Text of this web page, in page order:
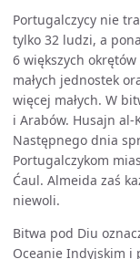
Portugalczycy nie
tylko 32 ludzi, a
6 większych
małych jednostek
więcej małych. W
i Arabów. Husajn al-
Następnego dnia
Portugalczykom
Ćaul. Almeida zaś
niewoli.
Bitwa pod Diu
Oceanie Indyjskim i